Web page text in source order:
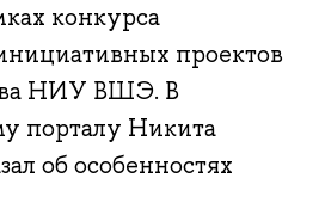
конкурса
проектов
НИУ ВШЭ. В
порталу Никита
об особенностях